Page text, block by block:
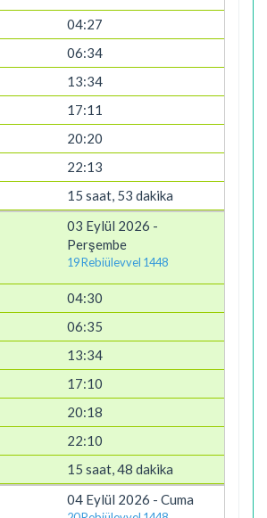
04:27
06:34
13:34
17:11
20:20
22:13
15 saat, 53 dakika
03 Eylül 2026 -
Perşembe
19 Rebiülevvel 1448
04:30
06:35
13:34
17:10
20:18
22:10
15 saat, 48 dakika
04 Eylül 2026 - Cuma